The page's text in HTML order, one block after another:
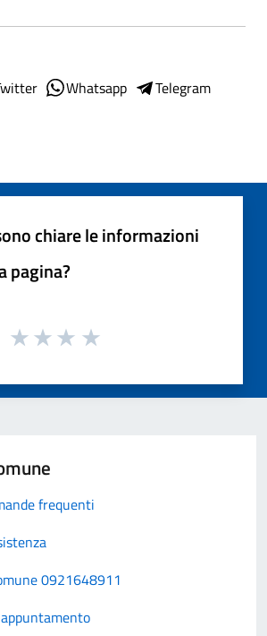
Whatsapp
Telegram
chiare le informazioni
pagina?
frequenti
0921648911